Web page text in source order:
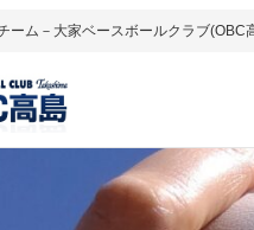
ーム－大家ベースボールクラブ(OBC